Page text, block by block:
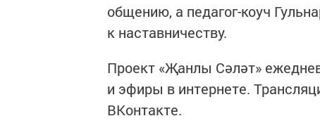
общению, а педагог-коуч
к наставничеству.
Проект «Җанлы Сәләт»
и эфиры в интернете.
ВКонтакте.